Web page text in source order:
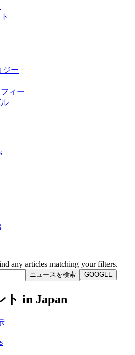
ジー
ィー
any articles matching your filters.
ニュースを検索 GOOGLE
ト in Japan